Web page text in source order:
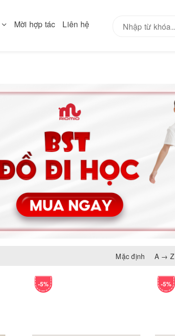
Mời hợp tác Liên hệ
Mặc định A → Z
-5% -5%